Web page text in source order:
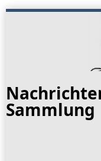
content
Sammlung